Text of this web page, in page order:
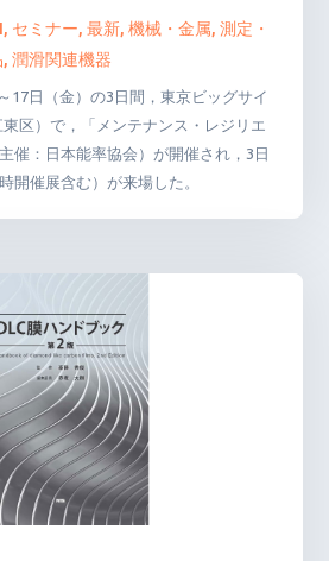
, セミナー,最新,機械・金属,測定・
,潤滑関連機器
17日（金）の3日間，東京ビッグサイ
東区）で，「メンテナンス・レジリエ
催：日本能率協会）が開催され，3日
開催展含む）が来場した。